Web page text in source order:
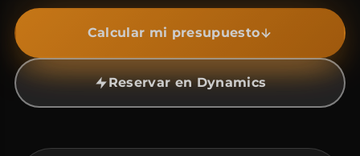
Calcular mi presupuesto
Reservar en Dynamics